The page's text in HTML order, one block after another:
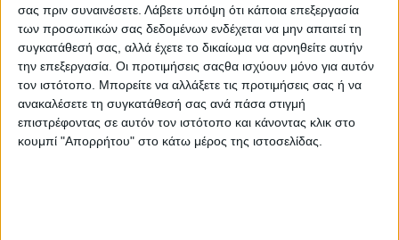
σας πριν συναινέσετε. Λάβετε υπόψη ότι κάποια επεξεργασία
των προσωπικών σας δεδομένων ενδέχεται να μην απαιτεί τη
συγκατάθεσή σας, αλλά έχετε το δικαίωμα να αρνηθείτε αυτήν
την επεξεργασία. Οι προτιμήσεις σαςθα ισχύουν μόνο για αυτόν
τον ιστότοπο. Μπορείτε να αλλάξετε τις προτιμήσεις σας ή να
ανακαλέσετε τη συγκατάθεσή σας ανά πάσα στιγμή
επιστρέφοντας σε αυτόν τον ιστότοπο και κάνοντας κλικ στο
κουμπί "Απορρήτου" στο κάτω μέρος της ιστοσελίδας.
Υγεία, διατροφή & lifestyle
Διατροφή 2.0: τα τρόφιμα του μέλλοντος
18 Μάι